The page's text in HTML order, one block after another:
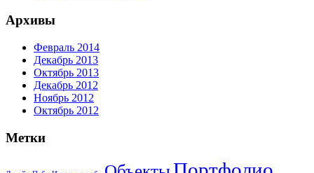
Архивы
Февраль 2014
Декабрь 2013
Октябрь 2013
Декабрь 2012
Ноябрь 2012
Октябрь 2012
Метки